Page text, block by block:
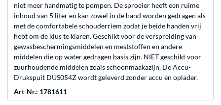
niet meer handmatig te pompen. De sproeier heeft een ruime
inhoud van 5 liter en kan zowel in de hand worden gedragen als
met de comfortabele schouderriem zodat je beide handen vrij
hebt om de klus te klaren. Geschikt voor de verspreiding van
gewasbeschermingsmiddelen en meststoffen en andere
middelen die op water gedragen basis zijn. NIET geschikt voor
zuurhoudende middelen zoals schoonmaakazijn. De Accu-
Drukspuit DUS054Z wordt geleverd zonder accu en oplader.
Art-Nr.: 1781611